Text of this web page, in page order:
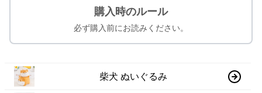
購入時のルール
必ず購入前にお読みください。
柴犬 ぬいぐるみ